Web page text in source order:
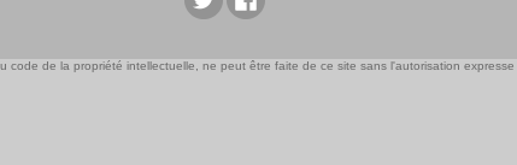
de la propriété intellectuelle, ne peut être faite de ce site sans l'autorisation expresse